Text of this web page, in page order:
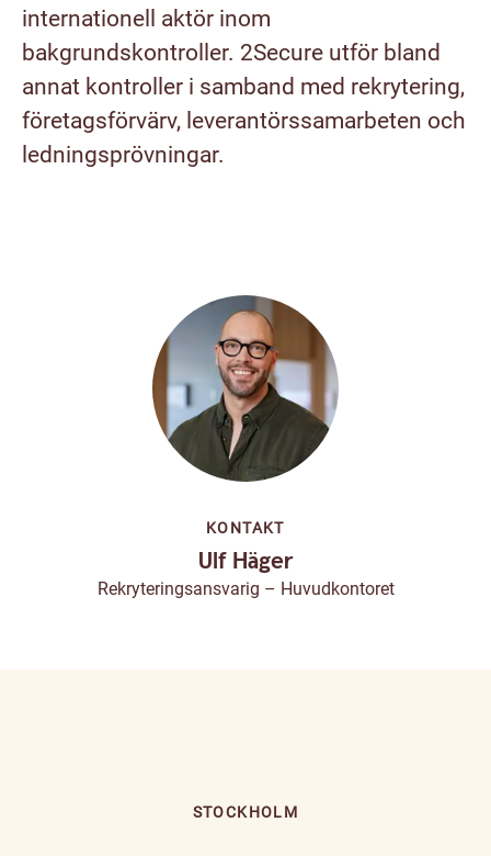
internationell aktör inom
bakgrundskontroller. 2Secure utför bland
annat kontroller i samband med rekrytering,
företagsförvärv, leverantörssamarbeten och
ledningsprövningar.
KONTAKT
Ulf Häger
Rekryteringsansvarig – Huvudkontoret
STOCKHOLM